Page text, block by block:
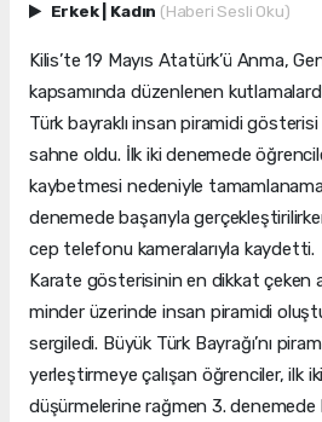
Erkek Kadın (Haberi Sesli Oku)
Kilis’te 19 Mayıs Atatürk’ü Anma,
kapsamında düzenlenen
Türk bayraklı insan piramidi
sahne oldu. İlk iki denemede
kaybetmesi nedeniyle
denemede başarıyla
cep telefonu kameralarıyla kaydetti.
Karate gösterisinin en dikkat çeken
minder üzerinde insan piramidi
sergiledi. Büyük Türk Bayrağı’nı
yerleştirmeye çalışan öğrenciler, ilk
düşürmelerine rağmen 3. denemede